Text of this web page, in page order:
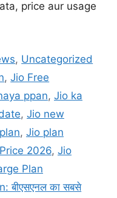
price aur usage
, Uncategorized
,Jio Free
ppan, Jio ka
, Jio new
, Jio plan
2026, Jio
Plan
बीएसएनल का सबसे